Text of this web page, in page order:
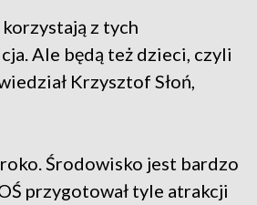
z tych
Ale będą też dzieci, czyli
Krzysztof Słoń,
Środowisko jest bardzo
przygotował tyle atrakcji